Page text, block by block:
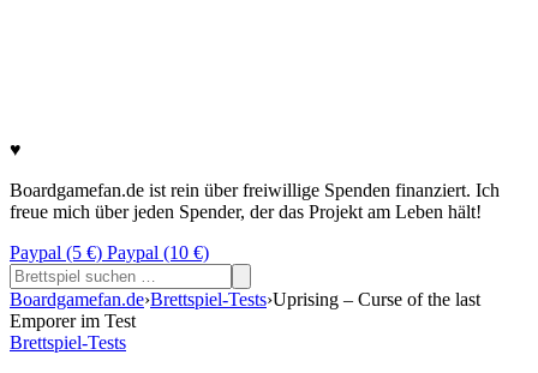
♥
Boardgamefan.de ist rein über freiwillige Spenden finanziert. Ich
freue mich über jeden Spender, der das Projekt am Leben hält!
Paypal (5 €) Paypal (10 €)
Suchen
nach:
Boardgamefan.de›Brettspiel-Tests›Uprising – Curse of the last
Emporer im Test
Brettspiel-Tests